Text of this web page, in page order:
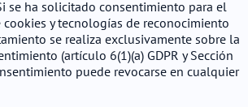
se ha solicitado consentimiento para el
y tecnologías de reconocimiento
se realiza exclusivamente sobre la
(artículo 6(1)(a) GDPR y Sección
puede revocarse en cualquier